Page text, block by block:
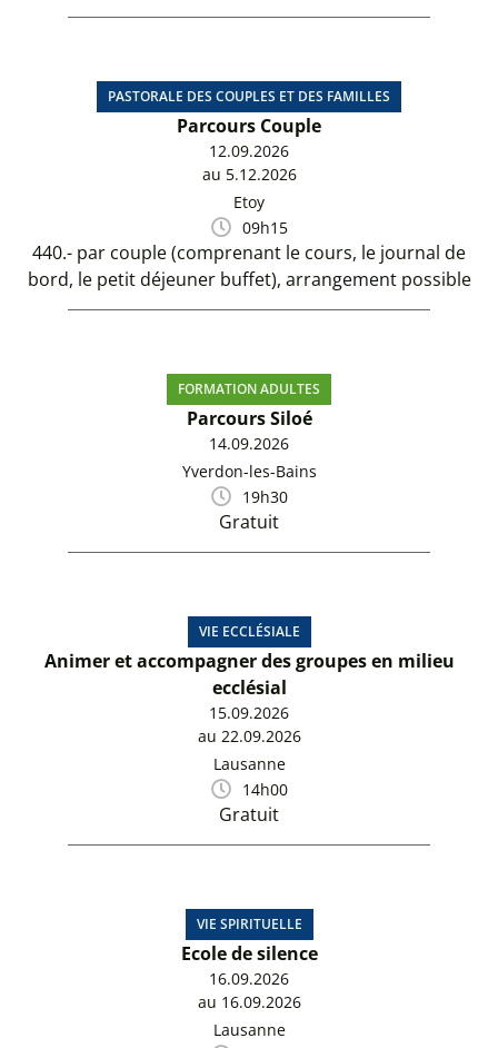
PASTORALE DES COUPLES ET DES FAMILLES
Parcours Couple
12.09.2026
au 5.12.2026
Etoy
09h15
440.- par couple (comprenant le cours, le journal de
bord, le petit déjeuner buffet), arrangement possible
FORMATION ADULTES
Parcours Siloé
14.09.2026
Yverdon-les-Bains
19h30
Gratuit
VIE ECCLÉSIALE
Animer et accompagner des groupes en milieu
ecclésial
15.09.2026
au 22.09.2026
Lausanne
14h00
Gratuit
VIE SPIRITUELLE
Ecole de silence
16.09.2026
au 16.09.2026
Lausanne